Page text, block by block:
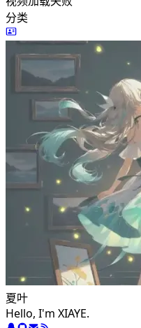
分类
夏叶
Hello, I'm XIAYE.